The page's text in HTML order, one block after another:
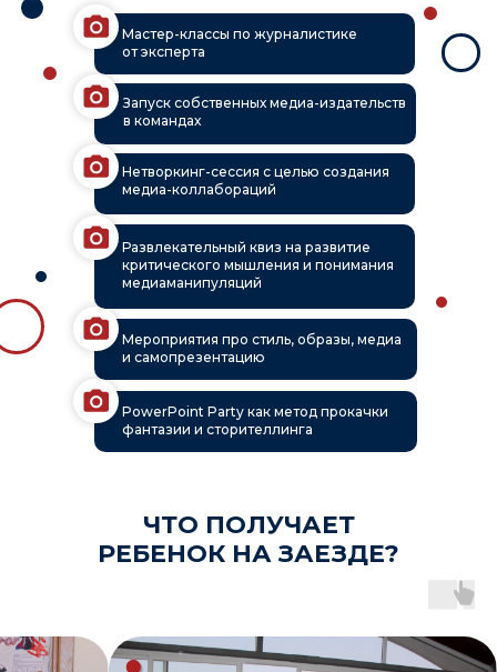
Мероприятия про стиль, образы, медиа
и самопрезентацию
PowerPoint Party как метод прокачки
фантазии и сторителлинга
Мастер-классы по журналистике
от эксперта
Развлекательный квиз на развитие
критического мышления и понимания
медиаманипуляций
Нетворкинг-сессия с целью создания
медиа-коллабораций
Запуск собственных медиа-издательств
в командах
ЧТО ПОЛУЧАЕТ
РЕБЕНОК НА ЗАЕЗДЕ?